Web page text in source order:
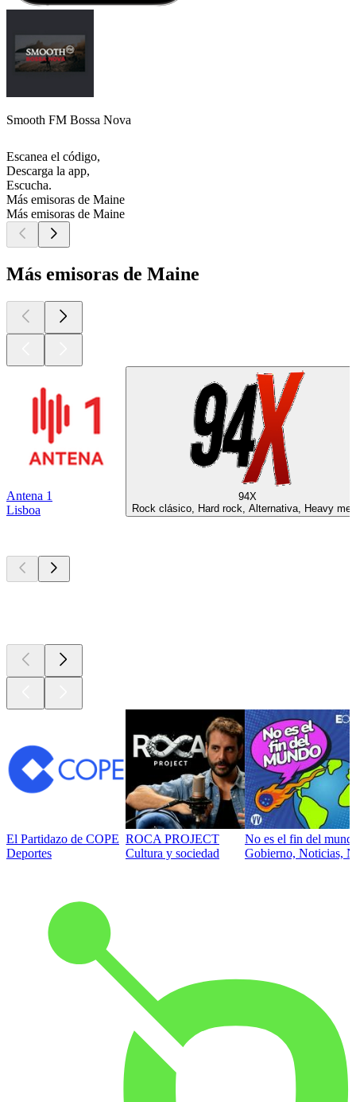
Smooth FM Bossa Nova
Escanea el código,
Descarga la app,
Escucha.
Más emisoras de Maine
Más emisoras de Maine
Más emisoras de Maine
Antena 1
Lisboa
94X
Rock clásico, Hard rock, Alternativa, Heavy
El Partidazo de COPE
Deportes
ROCA PROJECT
Cultura y sociedad
No es el fin del
Gobierno, Noticias,